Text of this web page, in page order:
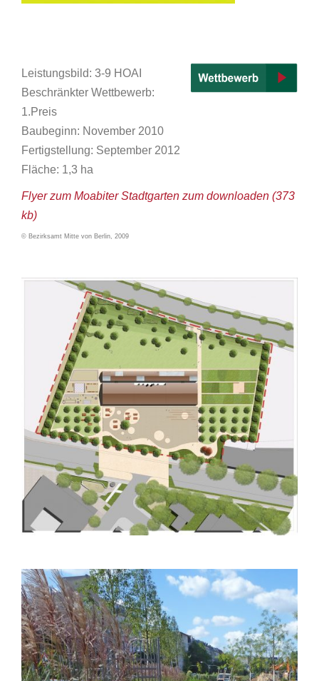
Leistungsbild: 3-9 HOAI
Beschränkter Wettbewerb:
1.Preis
Baubeginn: November 2010
Fertigstellung: September 2012
Fläche: 1,3 ha
Flyer zum Moabiter Stadtgarten zum downloaden (373
kb)
© Bezirksamt Mitte von Berlin, 2009